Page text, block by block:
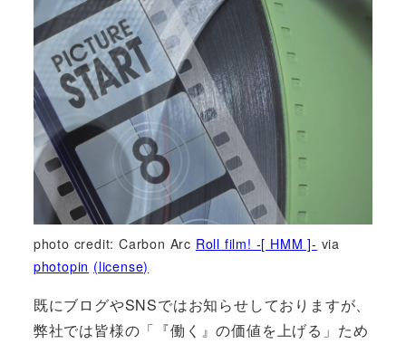
photo credit: Carbon Arc Roll film! -[ HMM ]- via
photopin (license)
既にブログやSNSではお知らせしておりますが、
弊社では皆様の「『働く』の価値を上げる」ため